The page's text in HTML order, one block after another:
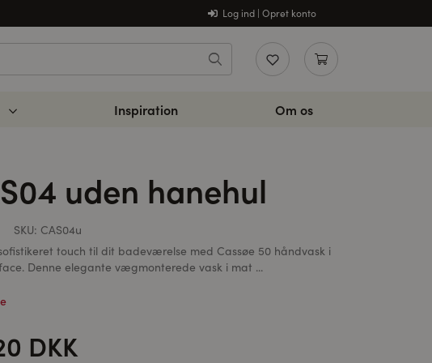
Log ind | Opret konto
Inspiration Om os
uden hanehul
SKU: CAS04u
touch til dit badeværelse med Cassøe 50 håndvask i
Denne elegante vægmonterede vask i mat ...
DKK